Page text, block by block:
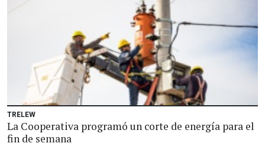
TRELEW
La Cooperativa programó un corte de energía para el
fin de semana